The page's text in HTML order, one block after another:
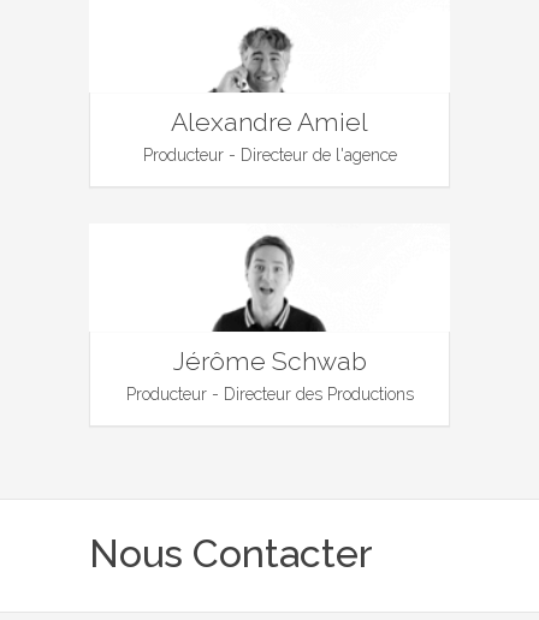
Alexandre Amiel
Producteur - Directeur de l'agence
Jérôme Schwab
Producteur - Directeur des Productions
Nous Contacter